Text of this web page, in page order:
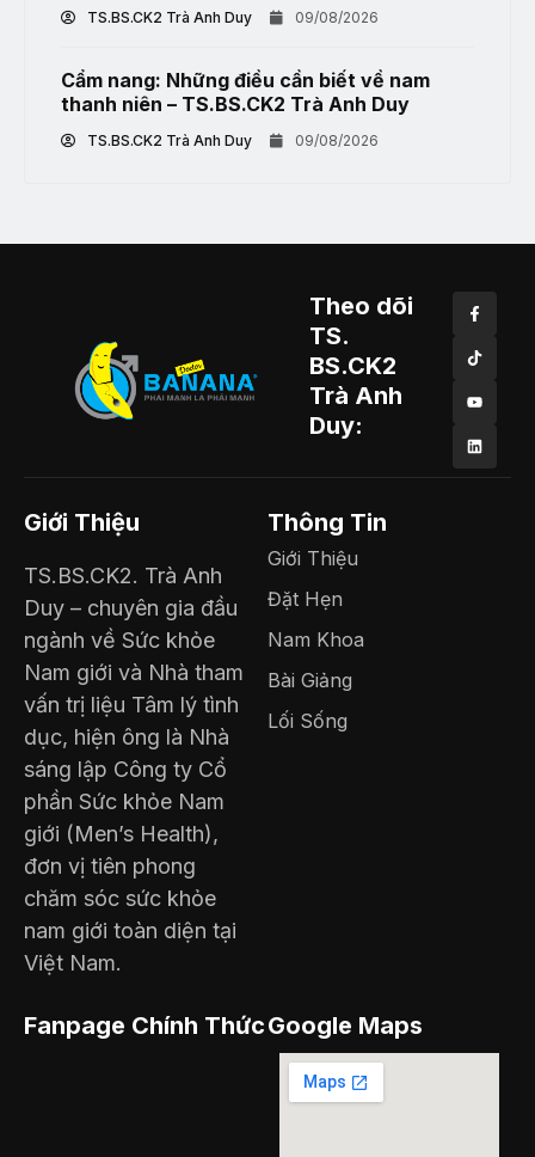
TS.BS.CK2 Trà Anh Duy 09/08/2026
Cẩm nang: Những điều cần biết về nam
thanh niên – TS.BS.CK2 Trà Anh Duy
TS.BS.CK2 Trà Anh Duy 09/08/2026
Theo dõi
TS.
BS.CK2
Trà Anh
Duy:
Giới Thiệu
TS.BS.CK2. Trà Anh
Duy – chuyên gia đầu
ngành về Sức khỏe
Nam giới và Nhà tham
vấn trị liệu Tâm lý tình
dục, hiện ông là Nhà
sáng lập Công ty Cổ
phần Sức khỏe Nam
giới (Men’s Health),
đơn vị tiên phong
chăm sóc sức khỏe
nam giới toàn diện tại
Việt Nam.
Thông Tin
Giới Thiệu
Đặt Hẹn
Nam Khoa
Bài Giảng
Lối Sống
Fanpage Chính ThứcGoogle Maps